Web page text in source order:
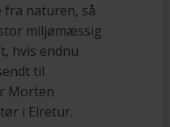
fra naturen, så
miljømæssig
hvis endnu
til
Morten
i Elretur.